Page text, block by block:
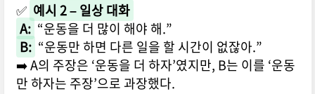
✅ 예시 2 – 일상 대화
A: “운동을 더 많이 해야 해.”
B: “운동만 하면 다른 일을 할 시간이 없잖아.”
➡️ A의 주장은 ‘운동을 더 하자’였지만, B는 이를 ‘운동
만 하자는 주장’으로 과장했다.